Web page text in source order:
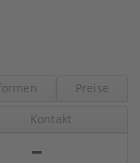
Preise
Kontakt